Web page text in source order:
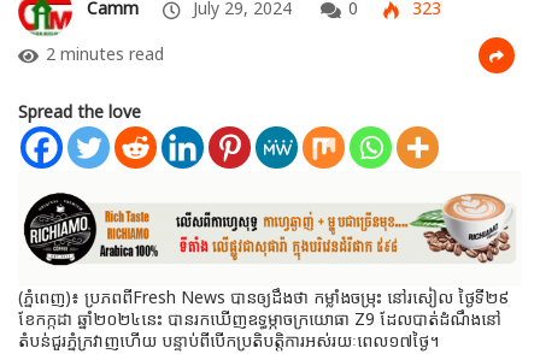
Camm July 29, 2024 0
323
2 minutes read
Spread the love
(ភ្នំពេញ)៖ ប្រភពពីFresh News បានឲ្យដឹងថា កម្លាំងចម្រុះ នៅរសៀល ថ្ងៃទី២៩
ខែកក្កដា ឆ្នាំ២០២៤នេះ បានរកឃើញឧទ្ធម្ភាចក្រយោធា Z9 ដែលបាត់ដំណឹងនៅ
តំបន់ជួរភ្នំក្រវាញហើយ បន្ទាប់ពីបើកប្រតិបត្តិការអស់រយៈពេល១៧ថ្ងៃ។